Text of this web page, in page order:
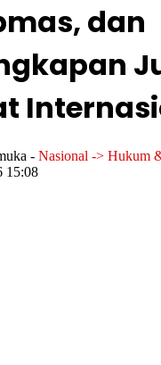
dan
- Nasional -> Hukum
15:08